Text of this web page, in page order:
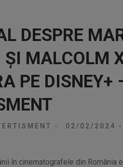
DESPRE
ȘI MALCOLM
PE DISNEY+
- 02/02/2024 -
în cinematografele din România